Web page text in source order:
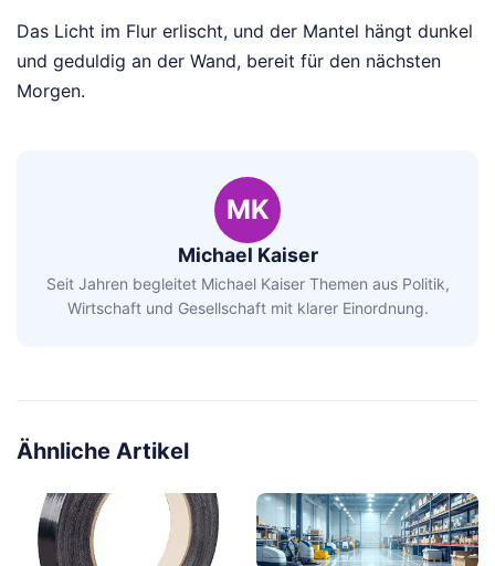
Das Licht im Flur erlischt, und der Mantel hängt dunkel
und geduldig an der Wand, bereit für den nächsten
Morgen.
MK
Michael Kaiser
Seit Jahren begleitet Michael Kaiser Themen aus Politik,
Wirtschaft und Gesellschaft mit klarer Einordnung.
Ähnliche Artikel